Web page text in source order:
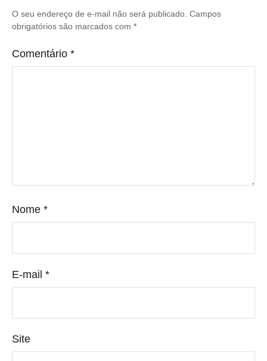
O seu endereço de e-mail não será publicado. Campos
obrigatórios são marcados com *
Comentário *
Nome *
E-mail *
Site